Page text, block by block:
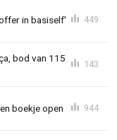
in basiself' 449
bod van 115
143
boekje open 944